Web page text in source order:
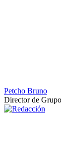
Petcho Bruno
Director de